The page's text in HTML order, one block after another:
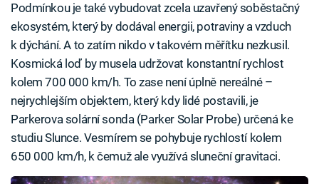
Podmínkou je také vybudovat zcela uzavřený soběstačný
ekosystém, který by dodával energii, potraviny a vzduch
k dýchání. A to zatím nikdo v takovém měřítku nezkusil.
Kosmická loď by musela udržovat konstantní rychlost
kolem 700 000 km/h. To zase není úplně nereálné –
nejrychlejším objektem, který kdy lidé postavili, je
Parkerova solární sonda (Parker Solar Probe) určená ke
studiu Slunce. Vesmírem se pohybuje rychlostí kolem
650 000 km/h, k čemuž ale využívá sluneční gravitaci.